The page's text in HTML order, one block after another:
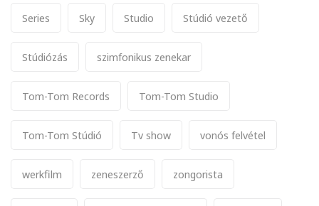
Series Sky Studio Stúdió vezető
Stúdiózás szimfonikus zenekar
Tom-Tom Records Tom-Tom Studio
Tom-Tom Stúdió Tv show vonós felvétel
werkfilm zeneszerző zongorista